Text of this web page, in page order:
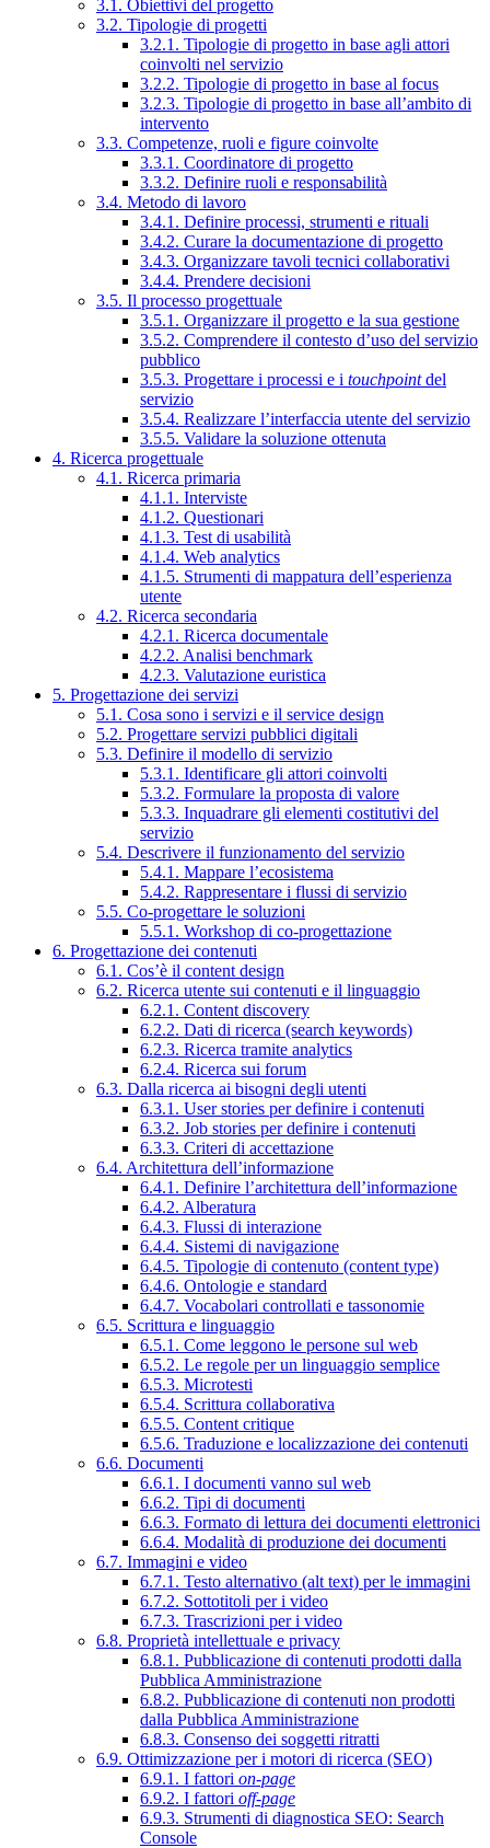
3.1. Obiettivi del progetto
3.2. Tipologie di progetti
3.2.1. Tipologie di progetto in base agli attori
coinvolti nel servizio
3.2.2. Tipologie di progetto in base al focus
3.2.3. Tipologie di progetto in base all’ambito di
intervento
3.3. Competenze, ruoli e figure coinvolte
3.3.1. Coordinatore di progetto
3.3.2. Definire ruoli e responsabilità
3.4. Metodo di lavoro
3.4.1. Definire processi, strumenti e rituali
3.4.2. Curare la documentazione di progetto
3.4.3. Organizzare tavoli tecnici collaborativi
3.4.4. Prendere decisioni
3.5. Il processo progettuale
3.5.1. Organizzare il progetto e la sua gestione
3.5.2. Comprendere il contesto d’uso del servizio
pubblico
3.5.3. Progettare i processi e i touchpointdel
servizio
3.5.4. Realizzare l’interfaccia utente del servizio
3.5.5. Validare la soluzione ottenuta
4. Ricerca progettuale
4.1. Ricerca primaria
4.1.1. Interviste
4.1.2. Questionari
4.1.3. Test di usabilità
4.1.4. Web analytics
4.1.5. Strumenti di mappatura dell’esperienza
utente
4.2. Ricerca secondaria
4.2.1. Ricerca documentale
4.2.2. Analisi benchmark
4.2.3. Valutazione euristica
5. Progettazione dei servizi
5.1. Cosa sono i servizi e il service design
5.2. Progettare servizi pubblici digitali
5.3. Definire il modello di servizio
5.3.1. Identificare gli attori coinvolti
5.3.2. Formulare la proposta di valore
5.3.3. Inquadrare gli elementi costitutivi del
servizio
5.4. Descrivere il funzionamento del servizio
5.4.1. Mappare l’ecosistema
5.4.2. Rappresentare i flussi di servizio
5.5. Co-progettare le soluzioni
5.5.1. Workshop di co-progettazione
6. Progettazione dei contenuti
6.1. Cos’è il content design
6.2. Ricerca utente sui contenuti e il linguaggio
6.2.1. Content discovery
6.2.2. Dati di ricerca (search keywords)
6.2.3. Ricerca tramite analytics
6.2.4. Ricerca sui forum
6.3. Dalla ricerca ai bisogni degli utenti
6.3.1. User stories per definire i contenuti
6.3.2. Job stories per definire i contenuti
6.3.3. Criteri di accettazione
6.4. Architettura dell’informazione
6.4.1. Definire l’architettura dell’informazione
6.4.2. Alberatura
6.4.3. Flussi di interazione
6.4.4. Sistemi di navigazione
6.4.5. Tipologie di contenuto (content type)
6.4.6. Ontologie e standard
6.4.7. Vocabolari controllati e tassonomie
6.5. Scrittura e linguaggio
6.5.1. Come leggono le persone sul web
6.5.2. Le regole per un linguaggio semplice
6.5.3. Microtesti
6.5.4. Scrittura collaborativa
6.5.5. Content critique
6.5.6. Traduzione e localizzazione dei contenuti
6.6. Documenti
6.6.1. I documenti vanno sul web
6.6.2. Tipi di documenti
6.6.3. Formato di lettura dei documenti elettronici
6.6.4. Modalità di produzione dei documenti
6.7. Immagini e video
6.7.1. Testo alternativo (alt text) per le immagini
6.7.2. Sottotitoli per i video
6.7.3. Trascrizioni per i video
6.8. Proprietà intellettuale e privacy
6.8.1. Pubblicazione di contenuti prodotti dalla
Pubblica Amministrazione
6.8.2. Pubblicazione di contenuti non prodotti
dalla Pubblica Amministrazione
6.8.3. Consenso dei soggetti ritratti
6.9. Ottimizzazione per i motori di ricerca (SEO)
6.9.1. I fattori on-page
6.9.2. I fattori off-page
6.9.3. Strumenti di diagnostica SEO: Search
Console